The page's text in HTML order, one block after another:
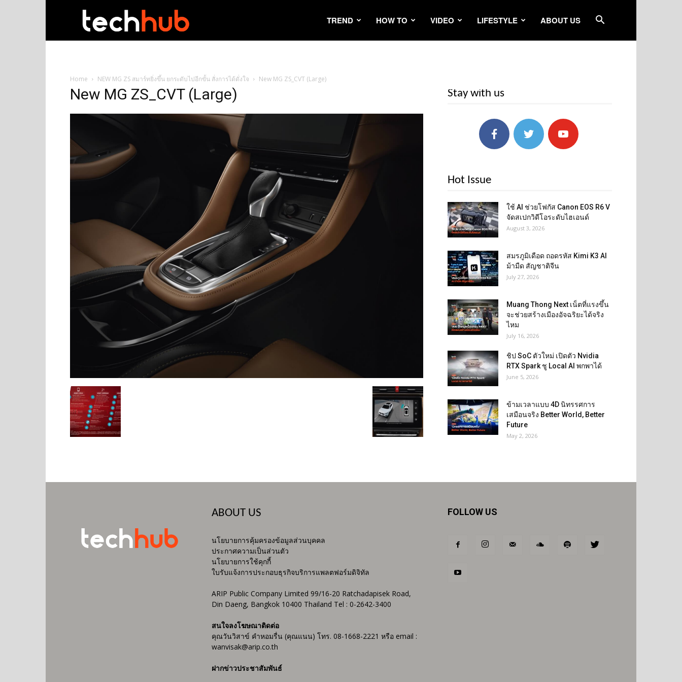
TREND HOW TO VIDEO LIFESTYLE ABOUT US
Home NEW MG ZS สมาร์ทยิ่งขึ้น ยกระดับไปอีกขั้น สั่งการได้ดั่งใจ New MG ZS_CVT (Large)
New MG ZS_CVT (Large) Stay with us
Hot Issue
ใช้ AI ช่วยโฟกัส Canon EOS R6 V
จัดสเปกวิดีโอระดับไฮเอนด์
August 3, 2026
สมรภูมิเดือด ถอดรหัส Kimi K3 AI
ม้ามืด สัญชาติจีน
July 27, 2026
Muang Thong Next เน็ตที่แรงขึ้น
จะช่วยสร้างเมืองอัจฉริยะได้จริง
ไหม
July 16, 2026
ชิป SoC ตัวใหม่ เปิดตัว Nvidia
RTX Spark ชู Local AI พกพาได้
June 5, 2026
ข้ามเวลาแบบ 4D นิทรรศการ
เสมือนจริง Better World, Better
Future
May 2, 2026
ABOUT US
นโยบายการคุ้มครองข้อมูลส่วนบุคคล
ประกาศความเป็นส่วนตัว
นโยบายการใช้คุกกี้
ใบรับแจ้งการประกอบธุรกิจบริการแพลตฟอร์มดิจิทัล
ARIP Public Company Limited 99/16-20 Ratchadapisek Road,
Din Daeng, Bangkok 10400 Thailand Tel : 0-2642-3400
สนใจลงโฆษณาติดต่อ
คุณวันวิสาข์ คำหอมรื่น (คุณแนน) โทร. 08-1668-2221 หรือ email :
wanvisak@arip.co.th
ฝากข่าวประชาสัมพันธ์
FOLLOW US